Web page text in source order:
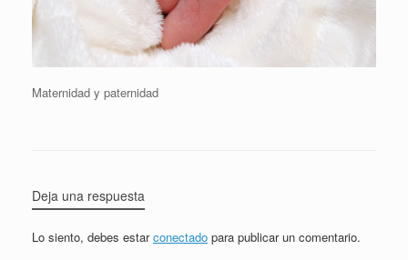
Maternidad y paternidad
Deja una respuesta
Lo siento, debes estarconectado para publicar un comentario.